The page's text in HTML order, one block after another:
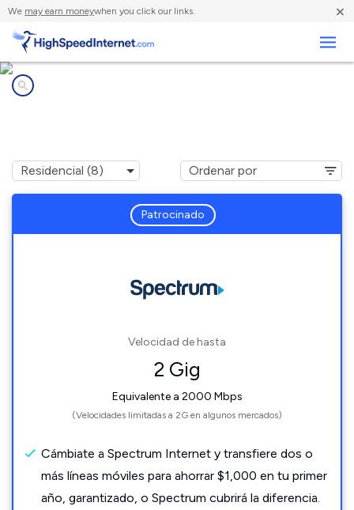
We may earn moneywhen you click our links. ×
Patrocinado
Velocidad de hasta
2 Gig
Equivalente a 2000 Mbps
(Velocidades limitadas a 2G en algunos mercados)
Cámbiate a Spectrum Internet y transfiere dos o
más líneas móviles para ahorrar $1,000 en tu primer
año, garantizado, o Spectrum cubrirá la diferencia.